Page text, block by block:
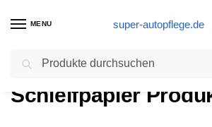
MENU super-autopflege.de
Start Schleifpapier Produkte
Schleifpapier